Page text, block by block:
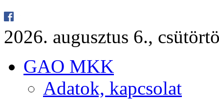
2026. au­gusz­tus 6.,
GAO MKK
Ada­tok, kap­cso­lat